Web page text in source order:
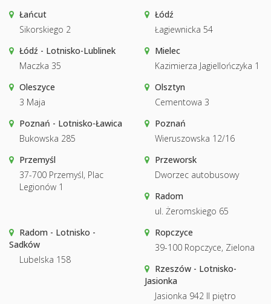
Łańcut
Sikorskiego 2
Łódź
Łagiewnicka 54
Łódź - Lotnisko-Lublinek
Maczka 35
Mielec
Kazimierza Jagiellończyka 1
Oleszyce
3 Maja
Olsztyn
Cementowa 3
Poznań - Lotnisko-Ławica
Bukowska 285
Poznań
Wieruszowska 12/16
Przemyśl
37-700 Przemyśl, Plac
Legionów 1
Przeworsk
Dworzec autobusowy
Radom
ul. Żeromskiego 65
Radom - Lotnisko -
Sadków
Lubelska 158
Ropczyce
39-100 Ropczyce, Zielona
Rzeszów - Lotnisko-
Jasionka
Jasionka 942 II piętro